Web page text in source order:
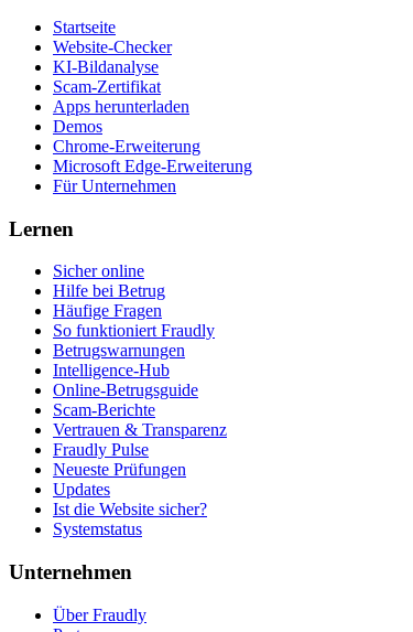
Startseite
Website-Checker
KI-Bildanalyse
Scam-Zertifikat
Apps herunterladen
Demos
Chrome-Erweiterung
Microsoft Edge-Erweiterung
Für Unternehmen
Lernen
Sicher online
Hilfe bei Betrug
Häufige Fragen
So funktioniert Fraudly
Betrugswarnungen
Intelligence-Hub
Online-Betrugsguide
Scam-Berichte
Vertrauen & Transparenz
Fraudly Pulse
Neueste Prüfungen
Updates
Ist die Website sicher?
Systemstatus
Unternehmen
Über Fraudly